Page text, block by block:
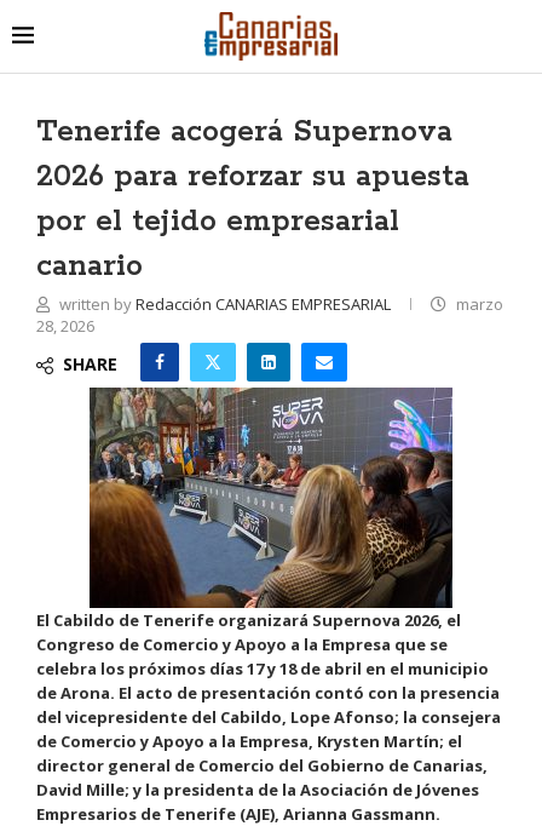
Tenerife acogerá Supernova
2026 para reforzar su apuesta
por el tejido empresarial
canario
written byRedacción CANARIAS EMPRESARIAL
marzo
28, 2026
SHARE
El Cabildo de Tenerife organizará Supernova 2026, el
Congreso de Comercio y Apoyo a la Empresa que se
celebra los próximos días 17 y 18 de abril en el municipio
de Arona. El acto de presentación contó con la presencia
del vicepresidente del Cabildo, Lope Afonso; la consejera
de Comercio y Apoyo a la Empresa, Krysten Martín; el
director general de Comercio del Gobierno de Canarias,
David Mille; y la presidenta de la Asociación de Jóvenes
Empresarios de Tenerife (AJE), Arianna Gassmann.